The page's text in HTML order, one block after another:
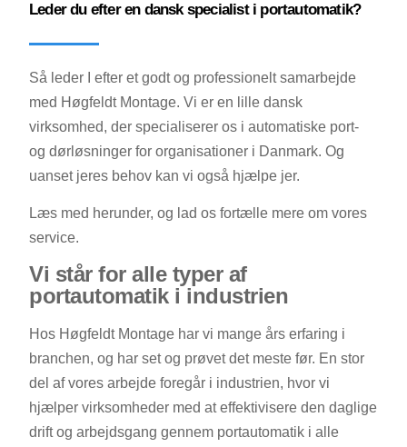
Leder du efter en dansk specialist i portautomatik?
Så leder I efter et godt og professionelt samarbejde
med Høgfeldt Montage. Vi er en lille dansk
virksomhed, der specialiserer os i automatiske port-
og dørløsninger for organisationer i Danmark. Og
uanset jeres behov kan vi også hjælpe jer.
Læs med herunder, og lad os fortælle mere om vores
service.
Vi står for alle typer af
portautomatik i industrien
Hos Høgfeldt Montage har vi mange års erfaring i
branchen, og har set og prøvet det meste før. En stor
del af vores arbejde foregår i industrien, hvor vi
hjælper virksomheder med at effektivisere den daglige
drift og arbejdsgang gennem portautomatik i alle